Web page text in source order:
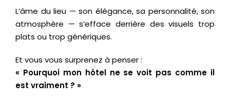
L’âme du lieu — son élégance, sa personnalité, son
atmosphère — s’efface derrière des visuels trop
plats ou trop génériques.
Et vous vous surprenez à penser :
« Pourquoi mon hôtel ne se voit pas comme il
est vraiment ? »